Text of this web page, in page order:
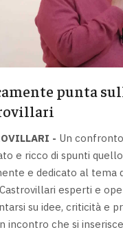
punta
- Un
e ricco di spunti
e dedicato al tema
esperti e
su idee, criticità e
incontro che si